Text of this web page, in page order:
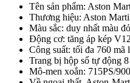
Tên sản phẩm: Aston
Thương hiệu: Aston
Màu sắc: duy nhất màu
Động cơ: tăng áp kép
Công suất: tối đa 760 mã
Trang bị hộp số tự động 8
Mô-men xoắn: 715PS/